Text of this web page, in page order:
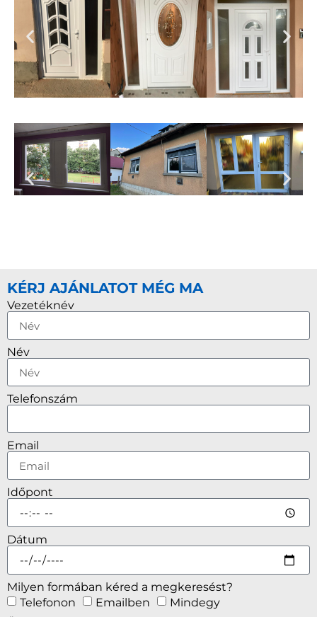
KÉRJ AJÁNLATOT MÉG MA
Vezetéknév
Név
Telefonszám
Email
Időpont
Dátum
Milyen formában kéred a megkeresést?
Telefonon
Emailben
Mindegy